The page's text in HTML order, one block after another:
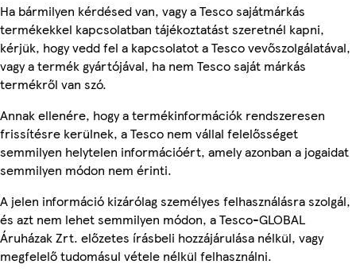
Ha bármilyen kérdésed van, vagy a Tesco sajátmárkás
termékekkel kapcsolatban tájékoztatást szeretnél kapni,
kérjük, hogy vedd fel a kapcsolatot a Tesco vevőszolgálatával,
vagy a termék gyártójával, ha nem Tesco saját márkás
termékről van szó.
Annak ellenére, hogy a termékinformációk rendszeresen
frissítésre kerülnek, a Tesco nem vállal felelősséget
semmilyen helytelen információért, amely azonban a jogaidat
semmilyen módon nem érinti.
A jelen információ kizárólag személyes felhasználásra szolgál,
és azt nem lehet semmilyen módon, a Tesco-GLOBAL
Áruházak Zrt. előzetes írásbeli hozzájárulása nélkül, vagy
megfelelő tudomásul vétele nélkül felhasználni.